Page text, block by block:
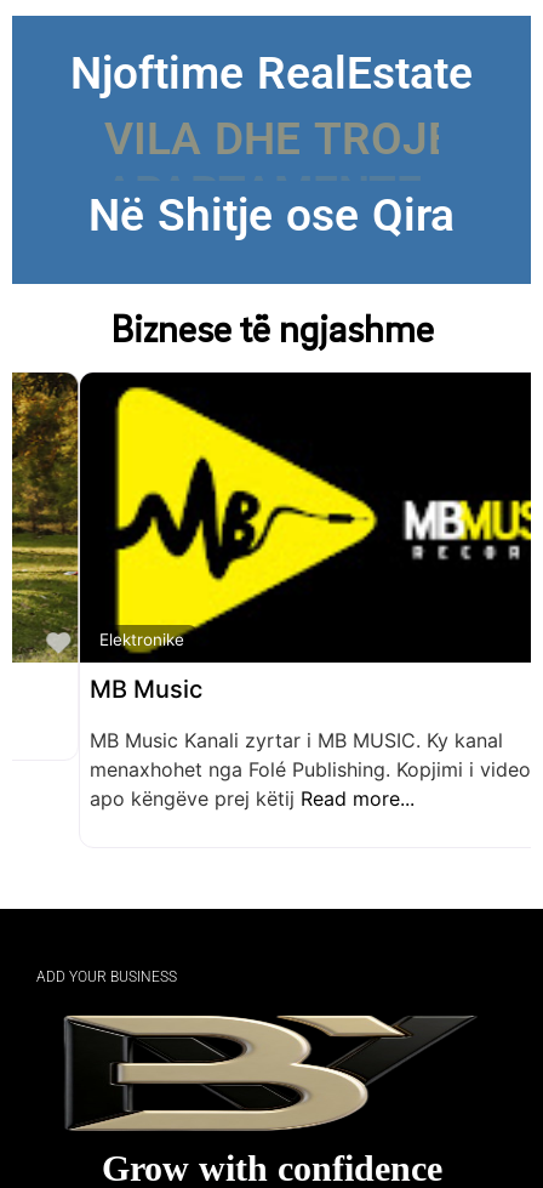
Njoftime RealEstate
VILA DHE TROJE
Në Shitje ose Qira
Biznese të ngjashme
Elektronike
MB Music
MB Music Kanali zyrtar i MB MUSIC. Ky kanal
menaxhohet nga Folé Publishing. Kopjimi i videove
apo këngëve prej këtijRead more...
ADD YOUR BUSINESS
Grow with confidence